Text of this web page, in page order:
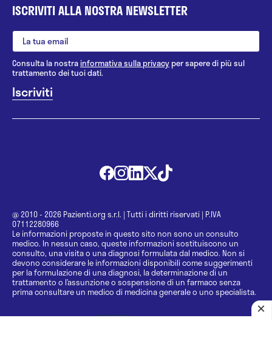
ISCRIVITI ALLA NOSTRA NEWSLETTER
Consulta la nostrainformativa sulla privacy per sapere di più sul
trattamento dei tuoi dati.
@ 2010 - 2026 Pazienti.org s.r.l. | Tutti i diritti riservati | P.IVA
07112280966
Le informazioni proposte in questo sito non sono un consulto
medico. In nessun caso, queste informazioni sostituiscono un
consulto, una visita o una diagnosi formulata dal medico. Non si
devono considerare le informazioni disponibili come suggerimenti
per la formulazione di una diagnosi, la determinazione di un
trattamento o l’assunzione o sospensione di un farmaco senza
prima consultare un medico di medicina generale o uno specialista.